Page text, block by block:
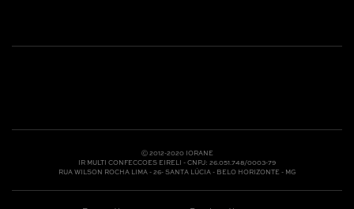
Nossas Lojas
Ⓒ 2012-2020 IORANE
IR MULTI CONFECCOES EIRELI - CNPJ: 26.051.748/0003-79
RUA WILSON ROCHA LIMA - 26- SANTA LÚCIA - BELO HORIZONTE - MG